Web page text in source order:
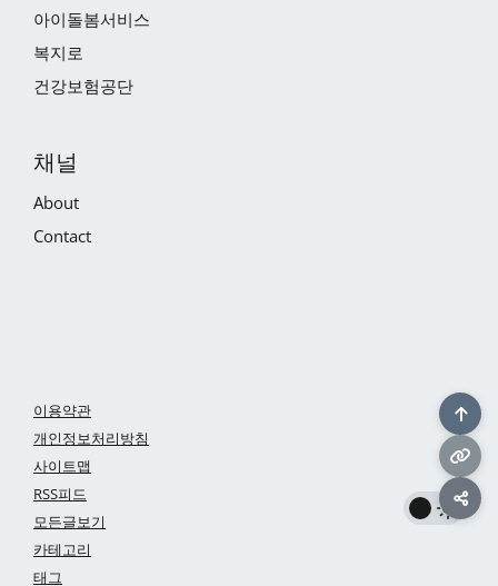
아이돌봄서비스
복지로
건강보험공단
채널
About
Contact
이용약관
개인정보처리방침
사이트맵
RSS피드
모든글보기
카테고리
태그